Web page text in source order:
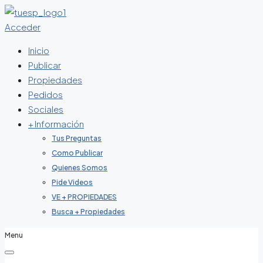
Acceder
Inicio
Publicar
Propiedades
Pedidos
Sociales
+ Información
Tus Preguntas
Como Publicar
Quienes Somos
Pide Videos
VE + PROPIEDADES
Busca + Propiedades
Menu